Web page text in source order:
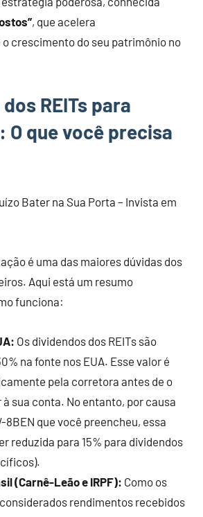
, que acelera
crescimento do seu patrimônio no
REITs para
O que você precisa
é uma das maiores dúvidas dos
Aqui está um resumo
funciona:
Os dividendos dos REITs são
na fonte nos EUA. Esse valor é
pela corretora antes de o
sua conta. No entanto, por causa
8BEN que você preencheu, essa
reduzida para 15% para dividendos
(Carnê-Leão e IRPF): Como os
rendimentos recebidos